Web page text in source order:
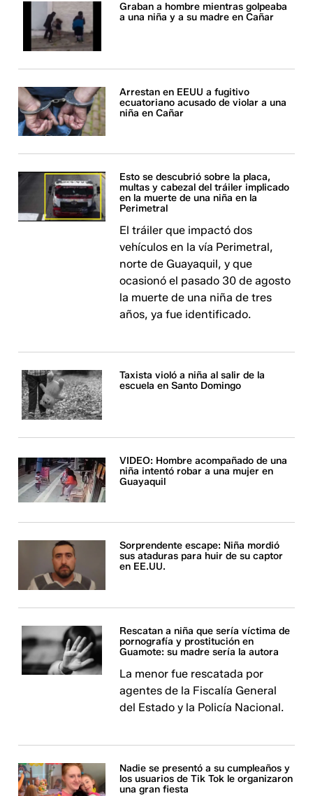
Graban a hombre mientras golpeaba
a una niña y a su madre en Cañar
Arrestan en EEUU a fugitivo
ecuatoriano acusado de violar a una
niña en Cañar
Esto se descubrió sobre la placa,
multas y cabezal del tráiler implicado
en la muerte de una niña en la
Perimetral
El tráiler que impactó dos
vehículos en la vía Perimetral,
norte de Guayaquil, y que
ocasionó el pasado 30 de agosto
la muerte de una niña de tres
años, ya fue identificado.
Taxista violó a niña al salir de la
escuela en Santo Domingo
VIDEO: Hombre acompañado de una
niña intentó robar a una mujer en
Guayaquil
Sorprendente escape: Niña mordió
sus ataduras para huir de su captor
en EE.UU.
Rescatan a niña que sería víctima de
pornografía y prostitución en
Guamote: su madre sería la autora
La menor fue rescatada por
agentes de la Fiscalía General
del Estado y la Policía Nacional.
Nadie se presentó a su cumpleaños y
los usuarios de Tik Tok le organizaron
una gran fiesta